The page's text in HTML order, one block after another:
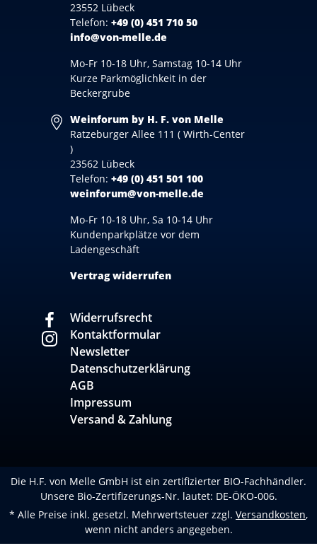
23552 Lübeck
Telefon: +49 (0) 451 710 50
info@von-melle.de
Mo-Fr 10-18 Uhr, Samstag 10-14 Uhr
Kurze Parkmöglichkeit in der
Beckergrube
Weinforum by H. F. von Melle
Ratzeburger Allee 111 ( Wirth-Center
)
23562 Lübeck
Telefon: +49 (0) 451 501 100
weinforum@von-melle.de
Mo-Fr 10-18 Uhr, Sa 10-14 Uhr
Kundenparkplätze vor dem
Ladengeschäft
Vertrag widerrufen
Widerrufsrecht
Kontaktformular
Newsletter
Datenschutzerklärung
AGB
Impressum
Versand & Zahlung
Die H.F. von Melle GmbH ist ein zertifizierter BIO-Fachhändler.
Unsere Bio-Zertifizerungs-Nr. lautet: DE-ÖKO-006.
* Alle Preise inkl. gesetzl. Mehrwertsteuer zzgl. Versandkosten,
wenn nicht anders angegeben.